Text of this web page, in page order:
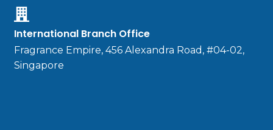
International Branch Office
Fragrance Empire, 456 Alexandra Road, #04-02,
Singapore